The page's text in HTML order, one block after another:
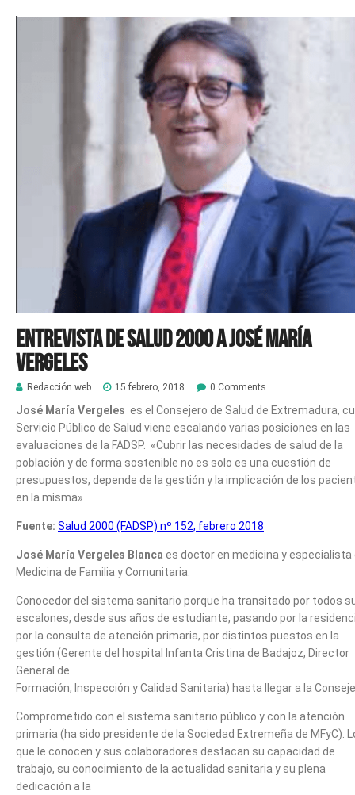
Entrevista de Salud 2000 a José María
Vergeles
Redacción web 15 febrero, 2018 0 Comments
José María Vergeles es el Consejero de Salud de Extremadura,
Servicio Público de Salud viene escalando varias posiciones en las
evaluaciones de la FADSP. «Cubrir las necesidades de salud de la
población y de forma sostenible no es solo es una cuestión de
presupuestos, depende de la gestión y la implicación de los
en la misma»
Fuente: Salud 2000 (FADSP) nº 152, febrero 2018
José María Vergeles Blanca es doctor en medicina y especialista
Medicina de Familia y Comunitaria.
Conocedor del sistema sanitario porque ha transitado por todos
escalones, desde sus años de estudiante, pasando por la
por la consulta de atención primaria, por distintos puestos en la
gestión (Gerente del hospital Infanta Cristina de Badajoz, Director
General de
Formación, Inspección y Calidad Sanitaria) hasta llegar a la
Comprometido con el sistema sanitario público y con la atención
primaria (ha sido presidente de la Sociedad Extremeña de MFyC).
que le conocen y sus colaboradores destacan su capacidad de
trabajo, su conocimiento de la actualidad sanitaria y su plena
dedicación a la